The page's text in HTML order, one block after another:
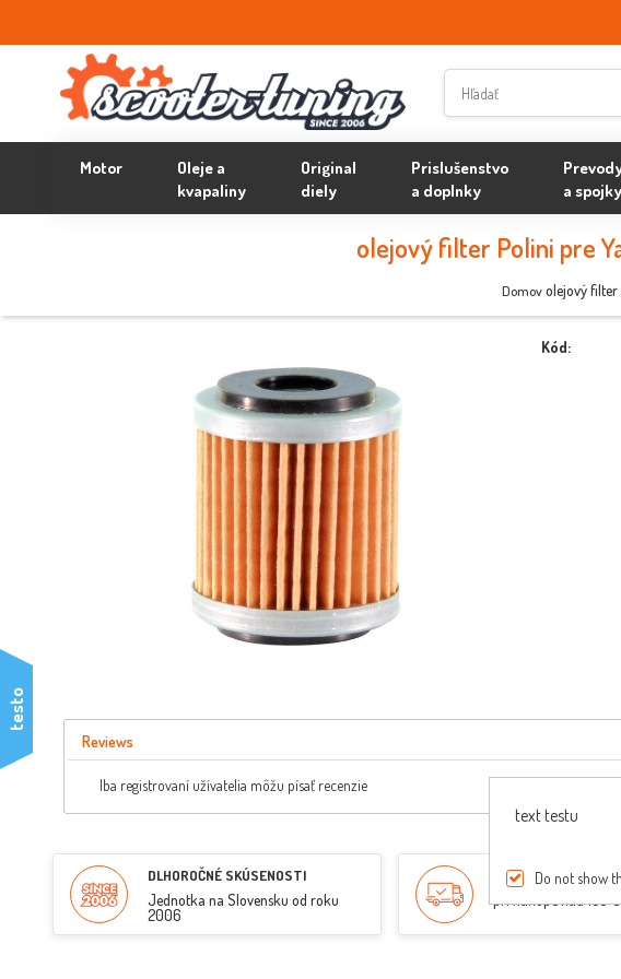
Motor
Oleje a
kvapaliny
Original
diely
Prislušenstvo
a doplnky
a spojky
olejový filter Polini pre
Domovolejový filter
Kód:
Reviews
Iba registrovaní užívatelia môžu písať recenzie
DLHOROČNÉ SKÚSENOSTI
Jednotka na Slovensku od roku
2006
PREPRAVA ZDARMA
pri nákupe nad 150 €
testo
text testu
Do not show